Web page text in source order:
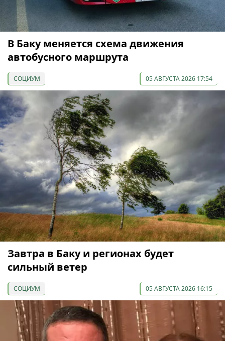
В Баку меняется схема движения
автобусного маршрута
СОЦИУМ 05 АВГУСТА 2026 17:54
Завтра в Баку и регионах будет
сильный ветер
СОЦИУМ 05 АВГУСТА 2026 16:15